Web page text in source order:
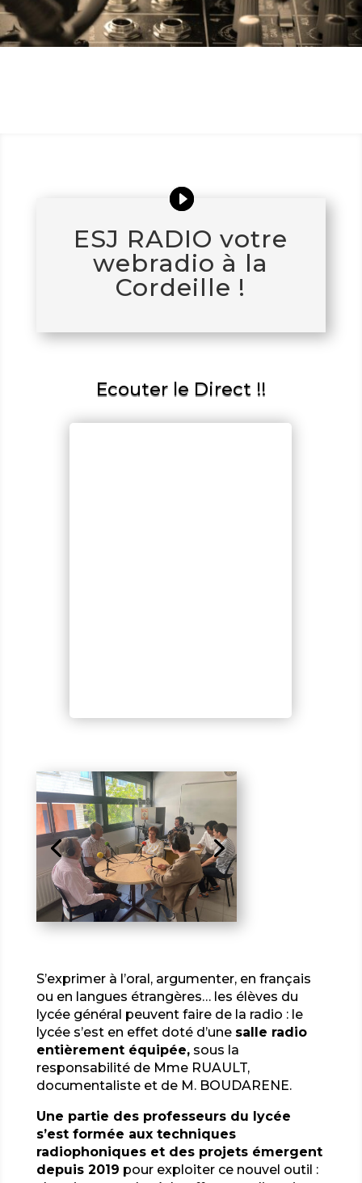
ESJ RADIO votre
webradio à la
Cordeille !
Ecouter le Direct !!
S’exprimer à l’oral, argumenter, en français
ou en langues étrangères…les élèves du
lycée général peuvent faire de la radio : le
lycée s’est en effet doté d’une salle radio
entièrement équipée,sous la
responsabilité de Mme RUAULT,
documentaliste et de M. BOUDARENE.
Une partie des professeurs du lycée
s’est formée aux techniques
radiophoniques et des projets émergent
depuis 2019 pour exploiter ce nouvel outil :